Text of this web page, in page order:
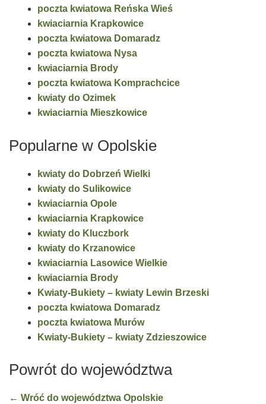
poczta kwiatowa Reńska Wieś
kwiaciarnia Krapkowice
poczta kwiatowa Domaradz
poczta kwiatowa Nysa
kwiaciarnia Brody
poczta kwiatowa Komprachcice
kwiaty do Ozimek
kwiaciarnia Mieszkowice
Popularne w Opolskie
kwiaty do Dobrzeń Wielki
kwiaty do Sulikowice
kwiaciarnia Opole
kwiaciarnia Krapkowice
kwiaty do Kluczbork
kwiaty do Krzanowice
kwiaciarnia Lasowice Wielkie
kwiaciarnia Brody
Kwiaty-Bukiety – kwiaty Lewin Brzeski
poczta kwiatowa Domaradz
poczta kwiatowa Murów
Kwiaty-Bukiety – kwiaty Zdzieszowice
Powrót do województwa
← Wróć do województwa Opolskie